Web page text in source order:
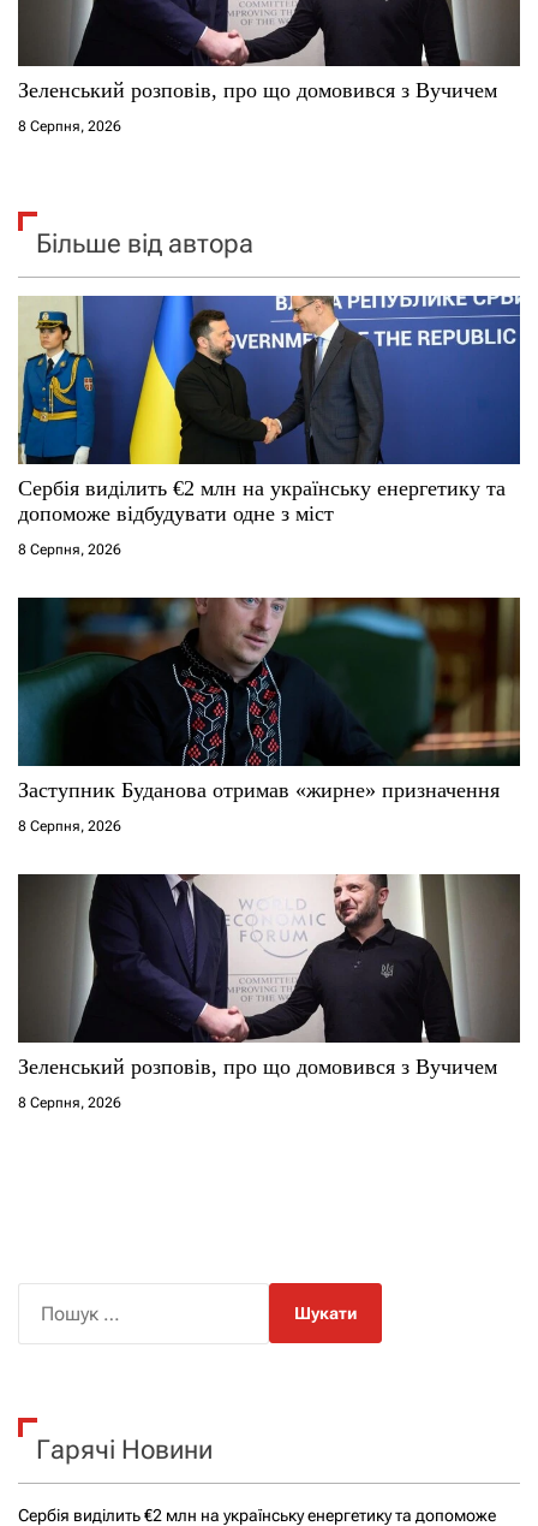
Зеленський розповів, про що домовився з Вучичем
8 Серпня, 2026
Більше від автора
Сербія виділить €2 млн на українську енергетику та
допоможе відбудувати одне з міст
8 Серпня, 2026
Заступник Буданова отримав «жирне» призначення
8 Серпня, 2026
Зеленський розповів, про що домовився з Вучичем
8 Серпня, 2026
к
Гарячі Новини
Сербія виділить €2 млн на українську енергетику та допоможе